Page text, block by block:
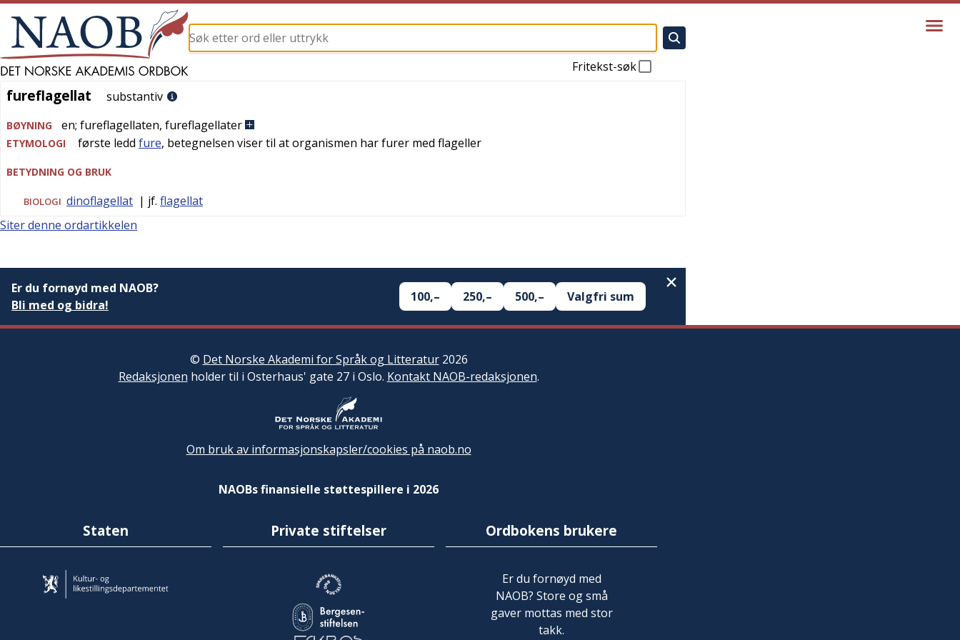
Fritekst-søk
fureflagellat
fureflagellat substantiv
BØYNING en; fureflagellaten, fureflagellater
ETYMOLOGI første ledd fure, betegnelsen viser til at organismen har furer med flageller
BETYDNING OG BRUK
BIOLOGI dinoflagellat | jf. flagellat
Siter denne ordartikkelen
Er du fornøyd med NAOB?
Bli med og bidra!
100,– 250,– 500,– Valgfri sum
© Det Norske Akademi for Språk og Litteratur2026
Redaksjonen holder til i Osterhaus' gate 27 i Oslo. Kontakt NAOB-redaksjonen.
Om bruk av informasjonskapsler/cookies på naob.no
NAOBs finansielle støttespillere i 2026
Staten Private stiftelser Ordbokens brukere
Er du fornøyd med
NAOB? Store og små
gaver mottas med stor
takk.